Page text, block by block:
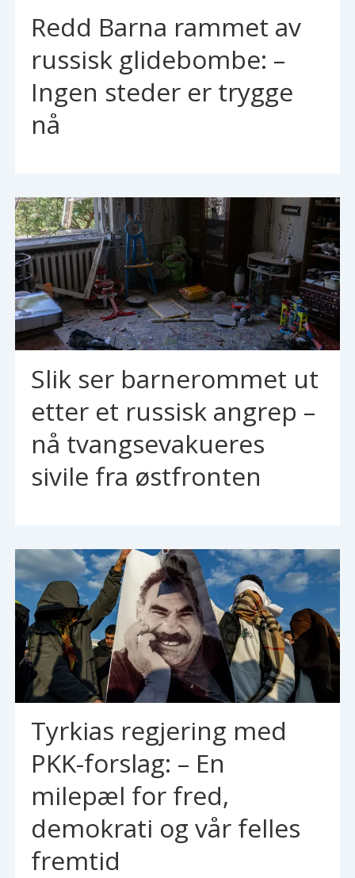
Redd Barna rammet av
russisk glidebombe: –
Ingen steder er trygge
nå
Slik ser barnerommet ut
etter et russisk angrep –
nå tvangsevakueres
sivile fra østfronten
Tyrkias regjering med
PKK-forslag: – En
milepæl for fred,
demokrati og vår felles
fremtid